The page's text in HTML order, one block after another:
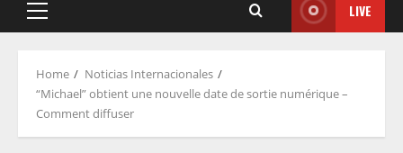
Primary
LIVE
Home
Noticias Internacionales
“Michael” obtient une nouvelle date de sortie numérique –
Comment diffuser